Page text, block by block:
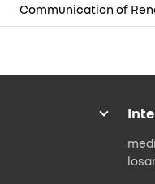
Communication of